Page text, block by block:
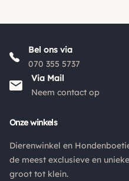
Bel ons via
070 355 5737
Via Mail
Neem contact op
Onze winkels
Dierenwinkel en
de meest exclusieve en
groot tot klein.